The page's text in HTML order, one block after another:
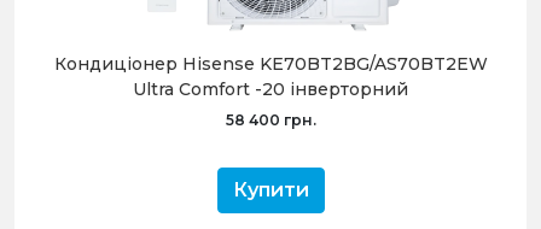
Кондиціонер Hisense KE70BT2BG/AS70BT2EW
Ultra Comfort -20 інверторний
58 400 грн.
Купити